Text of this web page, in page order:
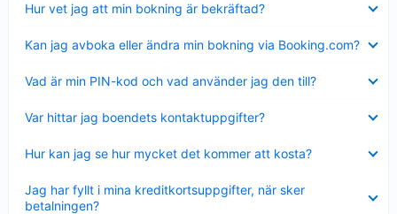
Hur vet jag att min bokning är bekräftad?
mindre
Kan jag avboka eller ändra min bokning via Booking.com?
mindre
Vad är min PIN-kod och vad använder jag den till?
mindre
Var hittar jag boendets kontaktuppgifter?
mindre
Hur kan jag se hur mycket det kommer att kosta?
mindre
Jag har fyllt i mina kreditkortsuppgifter, när sker
betalningen?
mindre